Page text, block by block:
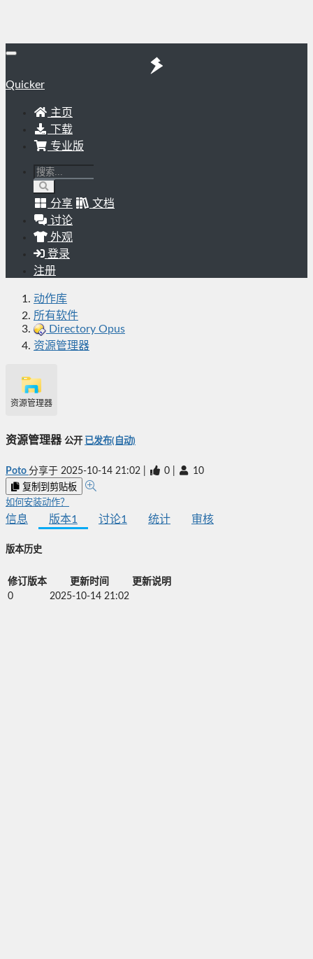
Quicker
主页
下载
专业版
分享
文档
讨论
外观
登录
注册
动作库
所有软件
Directory Opus
资源管理器
资源管理器
资源管理器 公开 已发布(自动)
Poto 分享于 2025-10-14 21:02 0 10
复制到剪贴板
如何安装动作？
信息 版本1 讨论1 统计 审核
版本历史
修订版本 更新时间
更新说明
0
2025-10-14 21:02